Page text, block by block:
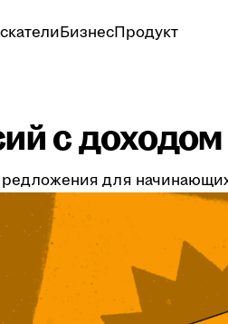
БизнесПродукт
с
для